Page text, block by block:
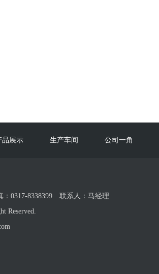
品展示 生产车间 公司一角
0317-8338399 联系人：马经理
Reserved.